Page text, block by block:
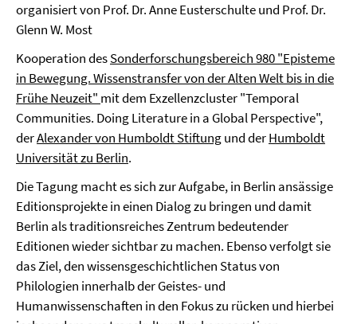
organisiert von Prof. Dr. Anne Eusterschulte und Prof. Dr.
Glenn W. Most
Kooperation desSonderforschungsbereich 980 "Episteme
in Bewegung. Wissenstransfer von der Alten Welt bis in die
Frühe Neuzeit" mit dem Exzellenzcluster "Temporal
Communities. Doing Literature in a Global Perspective",
derAlexander von Humboldt Stiftungund derHumboldt
Universität zu Berlin.
Die Tagung macht es sich zur Aufgabe, in Berlin ansässige
Editionsprojekte in einen Dialog zu bringen und damit
Berlin als traditionsreiches Zentrum bedeutender
Editionen wieder sichtbar zu machen. Ebenso verfolgt sie
das Ziel, den wissensgeschichtlichen Status von
Philologien innerhalb der Geistes- und
Humanwissenschaften in den Fokus zu rücken und hierbei